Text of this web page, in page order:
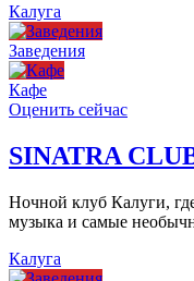
Калуга
Заведения
Кафе
Оценить сейчас
SINATRA
Ночной клуб Калуги,
музыка и самые
Калуга